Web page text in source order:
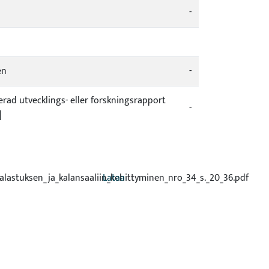
-
-
utvecklings- eller forskningsrapport
-
Lataa